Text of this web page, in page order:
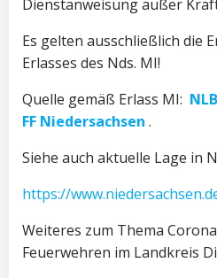
Dienstanweisung außer
Es gelten ausschließlich die
Erlasses des Nds. MI!
Quelle gemäß Erlass MI:
FF Niedersachsen .
Siehe auch aktuelle Lage in
https://
Weiteres zum Thema
Feuerwehren im Landkreis